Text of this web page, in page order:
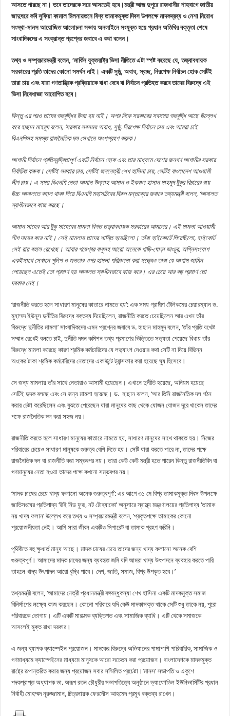
আসতে পারছে না। তবে তাদেরকে সরে আসতেই হবে।মন্ত্রী আজ দুপুরে রাজধানীর শাহবাগে জাতীয়
জাদুঘরে কবি সুফিয়া কামাল মিলনায়তনে বিশ্ব তামাকমুক্ত দিবস উপলক্ষে মাদকদ্রব্য ও নেশা নিরোধ
সংস্থা-মানস আয়োজিত আলোচনা সভায় অনলাইনে সংযুক্ত হয়ে প্রধান অতিথির বক্তৃতা শেষে
সাংবাদিকদের এ সংক্রান্ত প্রশ্নের জবাবে এ কথা বলেন।
তথ্য ও সম্প্রচারমন্ত্রী বলেন, ‘মার্কিন যুক্তরাষ্ট্র ভিসা নীতিতে এটা স্পষ্ট করেছে যে, তত্ত্বাবধায়ক
সরকারের প্রতি তাদের কোনো সমর্থন নাই। একটি সুষ্ঠু, অবাধ, স্বচ্ছ, নিরপেক্ষ নির্বাচন হোক সেটিই
তারা চায় এবং যারা গণতান্ত্রিক প্রক্রিয়াকে বাধা দেবে বা নির্বাচন প্রতিহত করবে তাদের বিরুদ্ধে এই
ভিসা নিষেধাজ্ঞা আরোপিত হবে।
কিন্তু এর পরও তাদের শুভবুদ্ধির উদয় হয় নাই। অপর দিকে সরকারের সবসময় শুভবুদ্ধি আছে উল্লেখ
করে হাছান মাহমুদ বলেন, ‘সরকার সবসময় অবাধ, সুষ্ঠু, নিরপেক্ষ নির্বাচন চায় এবং আমরা চাই
বিএনপিসহ সমস্ত রাজনৈতিক দল সেখানে অংশগ্রহণ করুক।
আগামী নির্বাচন প্রতিদ্বন্দ্বিতাপূর্ণ একটি নির্বাচন হোক এবং তার মাধ্যমে দেশের জনগণ আগামীর সরকার
নির্বাচিত করুক। সেটিই সরকার চায়, সেটিই জননেত্রী শেখ হাসিনা চায়, সেটিই বাংলাদেশ আওয়ামী
লীগ চায়। এ সময় বিএনপি নেতা আমান উল্লাহ আমান ও ইকবাল হাসান মাহমুদ টুকুর বিচারের রায়
উচ্চ আদালতে বহাল থাকা নিয়ে বিএনপি মহাসচিবের বিরূপ মন্তব্যের জবাবে তথ্যমন্ত্রী বলেন, ‘আদালত
স্বাধীনভাবে কাজ করছে।
আমান সাহেব আর টুকু সাহেবের মামলা বিগত তত্ত্বাবধায়ক সরকারের আমলের। এই মামলা আওয়ামী
লীগ দায়ের করে নাই। সেই মামলায় তাদের শাস্তি হয়েছিলো। তাঁরা হাইকোর্টে গিয়েছিলো, হাইকোর্ট
সেই রায় বহাল রেখেছে। আবার গয়েশ্বর বাবুসহ আরো অনেকে গাড়ি-ঘোড়া ভাংচুর, অগ্নিসংযোগ
একইসাথে সেখানে পুলিশ ও জনতার ওপর হামলা পরিচালনা করা সত্ত্বেও তারা যে আগাম জামিন
পেয়েছেন এতেই তো প্রমাণ হয় আদালত স্বাধীনভাবে কাজ করে। এর চেয়ে আর বড় প্রমাণ তো
দরকার নেই।
‘রাজনীতি করতে হলে সাধারণ মানুষের কাতারে নামতে হয়’: এক সময় গ্রামীণ টেলিকমের চেয়ারম্যান ড.
মুহাম্মদ ইউনূস দুর্নীতির বিরুদ্ধে বক্তব্য দিয়েছিলেন, রাজনীতি করতে চেয়েছিলেন আর এখন তাঁর
বিরুদ্ধে দুর্নীতির মামলা’ সাংবাদিকদের এমন প্রশ্নের জবাবে ড. হাছান মাহমুদ বলেন, ‘তাঁর প্রতি যথেষ্ট
সম্মান রেখেই বলতে চাই, দুর্নীতি দমন কমিশন তথ্য প্রমাণের ভিত্তিতে সত্যতা পেয়েছে বিধায় তাঁর
বিরুদ্ধে মামলা করেছে কারণ শ্রমিক কর্মচারিদের যে লভ্যাংশ দেওয়ার কথা সেটি না দিয়ে বিভিন্ন
অংকের টাকা শ্রমিক কর্মচারিদের নেতাদের একাউন্টে ট্রান্সফার করা হয়েছে ঘুষ হিসেবে।
সে জন্য মামলায় তাঁর সাথে নেতারাও আসামী হয়েছেন। এখানে দুর্নীতি হয়েছে, অনিয়ম হয়েছে
সেটিই দুদক বলছে এবং সে জন্য মামলা হয়েছে। ড. হাছান বলেন, ‘আর তিনি রাজনৈতিক দল গঠন
করার চেষ্টা করেছিলেন এবং বুঝতে পেরেছেন যারা মানুষের কাছ থেকে যোজন যোজন দূরে থাকেন তাদের
পক্ষে রাজনৈতিক দল করা সহজ নয়।
রাজনীতি করতে হলে সাধারণ মানুষের কাতারে নামতে হয়, সাধারণ মানুষের সাথে থাকতে হয়। নিজের
পরিবারের চেয়েও সাধারণ মানুষকে গুরুত্ব বেশি দিতে হয়। সেটি যারা করতে পারে না, তাদের পক্ষে
রাজনৈতিক দল বা রাজনীতি করা সম্ভবপর নয়। তারা কেউ কেউ মন্ত্রী হতে পারেন কিন্তু রাজনীতিবিদ বা
গণমানুষের নেতা হওয়া তাদের পক্ষে কখনো সম্ভবপর নয়।
‘মাদক চাষের চেয়ে খাদ্য ফলানো অনেক গুরুত্বপূর্ণ’: এর আগে ৩১ মে বিশ্ব তামাকমুক্ত দিবস উপলক্ষে
জাতিসংঘের প্রতিপাদ্য ‘উই নিড ফুড, নট টোব্যাকো’ অনুসারে স্বাস্থ্য মন্ত্রণালয়ের প্রতিপাদ্য ‘তামাক
নয় খাদ্য ফলান’ উল্লেখ করে তথ্য ও সম্প্রচারমন্ত্রী বলেন, ‘প্রকৃতপক্ষে তামাকের কোনো
প্রয়োজনীয়তা নেই। আমি সারা জীবন একটিও সিগারেট বা তামাক গ্রহণ করিনি।
পৃথিবীতে বহু ক্ষুধার্ত মানুষ আছে। মাদক চাষের চেয়ে তাদের জন্য খাদ্য ফলানো অনেক বেশি
গুরুত্বপূর্ণ। আমাদের মাদক চাষের জন্য ব্যবহৃত জমি যদি আমরা খাদ্য উৎপাদনে ব্যবহার করতে পারি
তাহলে খাদ্য উৎপাদন আরো বৃদ্ধি পাবে। দেশ, জাতি, সমাজ, বিশ্ব উপকৃত হবে।’
তথ্যমন্ত্রী বলেন, ‘আমাদের নেত্রী প্রধানমন্ত্রী বঙ্গবন্ধুকন্যা শেখ হাসিনা একটি মাদকমুক্ত সমাজ
বিনির্মাণের লক্ষ্যে কাজ করছেন। কোনো পরিবারে যদি কেউ মাদকাসক্ত থাকে সেটি শুধু তাকে নয়, পুরো
পরিবারকে ভোগায়। এটি একটি মারাত্মক ব্যক্তিগত এবং সামাজিক ব্যাধি। এটি থেকে সমাজকে
আসলেই মুক্ত রাখা দরকার।
এ জন্য ব্যাপক ক্যাম্পেইন প্রয়োজন। মাদকের বিরুদ্ধে অভিযানের পামাপাশি পারিবারিক, সামাজিক ও
গণমাধ্যমে ক্যাম্পেইনের মাধ্যমে মানুষকে আরো সচেতন করা প্রয়োজন। বাংলাদেশকে মাদকমুক্ত
রাষ্ট্রে রূপান্তরিত করার জন্য প্রয়োজন সবার সম্মিলিত প্রচেষ্টা।’মানস’ সভাপতি ও একুশে
পদকপ্রাপ্ত অধ্যাপক ডা. অরূপ রতন চৌধুরীর সভাপতিত্বে অনুষ্ঠানে ড্যাফোডিল ইউনিভার্সিটির প্রধান
নির্বাহী মোহম্মদ নূরুজ্জামান, চিত্রনায়ক ফেরদৌস আহমেদ প্রমুখ বক্তব্য রাখেন।